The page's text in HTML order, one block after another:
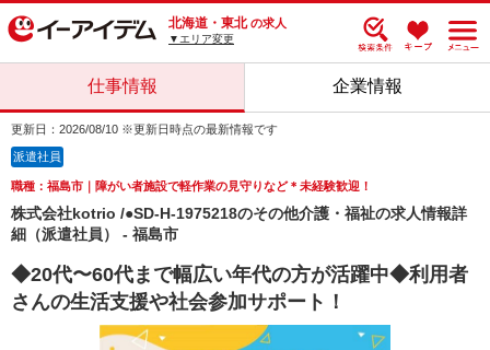
北海道・東北 の求人
▼エリア変更
仕事情報 企業情報
更新日：2026/08/10 ※更新日時点の最新情報です
派遣社員
職種：福島市｜障がい者施設で軽作業の見守りなど＊未経験歓迎！
株式会社kotrio /●SD-H-1975218のその他介護・福祉の求人情報詳
細（派遣社員） - 福島市
◆20代〜60代まで幅広い年代の方が活躍中◆利用者
さんの生活支援や社会参加サポート！